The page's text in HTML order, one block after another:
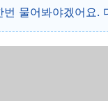
물어봐야겠어요.